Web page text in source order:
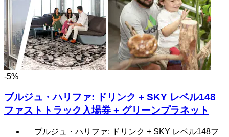
-5%
ブルジュ・ハリファ: ドリンク + SKY レベル148
ファストトラック入場券 + グリーンプラネット
ブルジュ・ハリファ: ドリンク + SKY レベル148フ